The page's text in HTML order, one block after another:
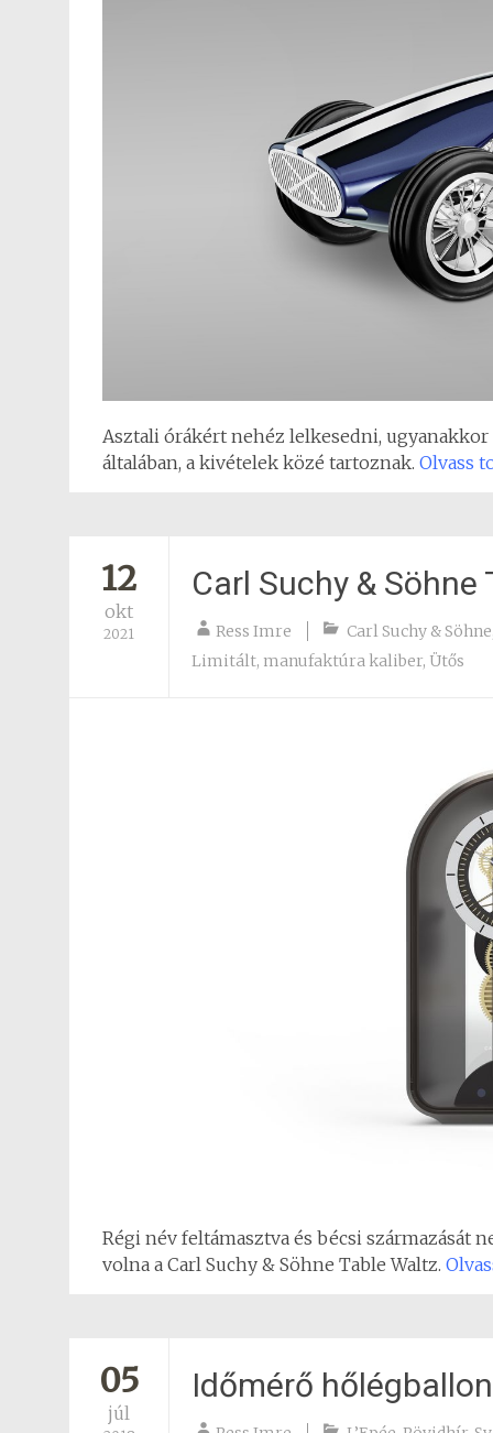
Asztali órákért nehéz lelkesedni, ugyanakkor
általában, a kivételek közé tartoznak. Olvass
12
okt
2021
Carl Suchy & Söhne
Ress Imre Carl Suchy & Söhne
Limitált, manufaktúra kaliber, Ütős
Régi név feltámasztva és bécsi származását
volna a Carl Suchy & Söhne Table Waltz.
05
júl
Időmérő hőlégballon